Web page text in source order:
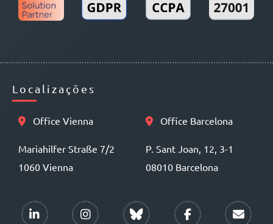
Localizações
Office Vienna
Mariahilfer Straße 7/2
1060 Vienna
Office Barcelona
P. Sant Joan, 12, 3-1
08010 Barcelona